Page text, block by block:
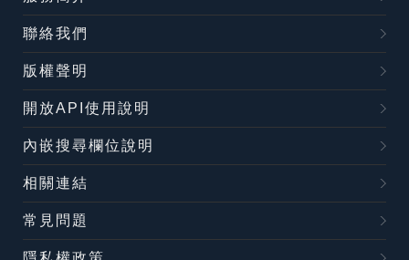
聯絡我們
版權聲明
開放API使用說明
內嵌搜尋欄位說明
相關連結
常見問題